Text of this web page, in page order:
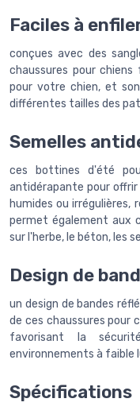
Faciles à
conçues avec des
chaussures pour
pour votre chien, et
différentes tailles des
Semelles
ces bottines d'été
antidérapante pour
humides ou irrégulières,
permet également aux
sur l'herbe, le béton, les
Design de
un design de bandes
de ces chaussures pour
favorisant la
environnements à faible
Spécifications